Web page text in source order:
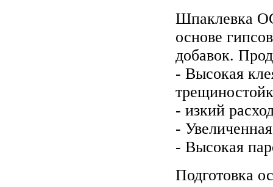
Шпаклевка
основе
добавок.
- Высокая
- изкий
-
- Высокая
Подготовка